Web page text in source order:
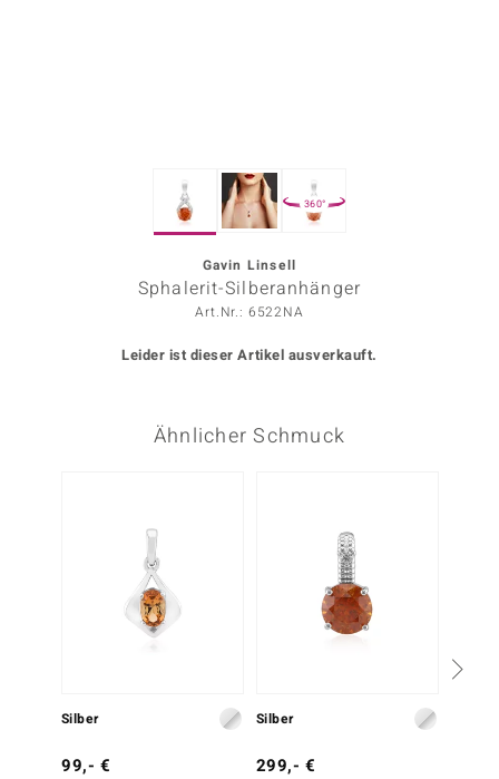
BY DE MELO
360°
Gavin Linsell
Sphalerit-Silberanhänger
Art.Nr.: 6522NA
Leider ist dieser Artikel ausverkauft.
Ähnlicher Schmuck
Silber
99,- €
Silber
299,- €